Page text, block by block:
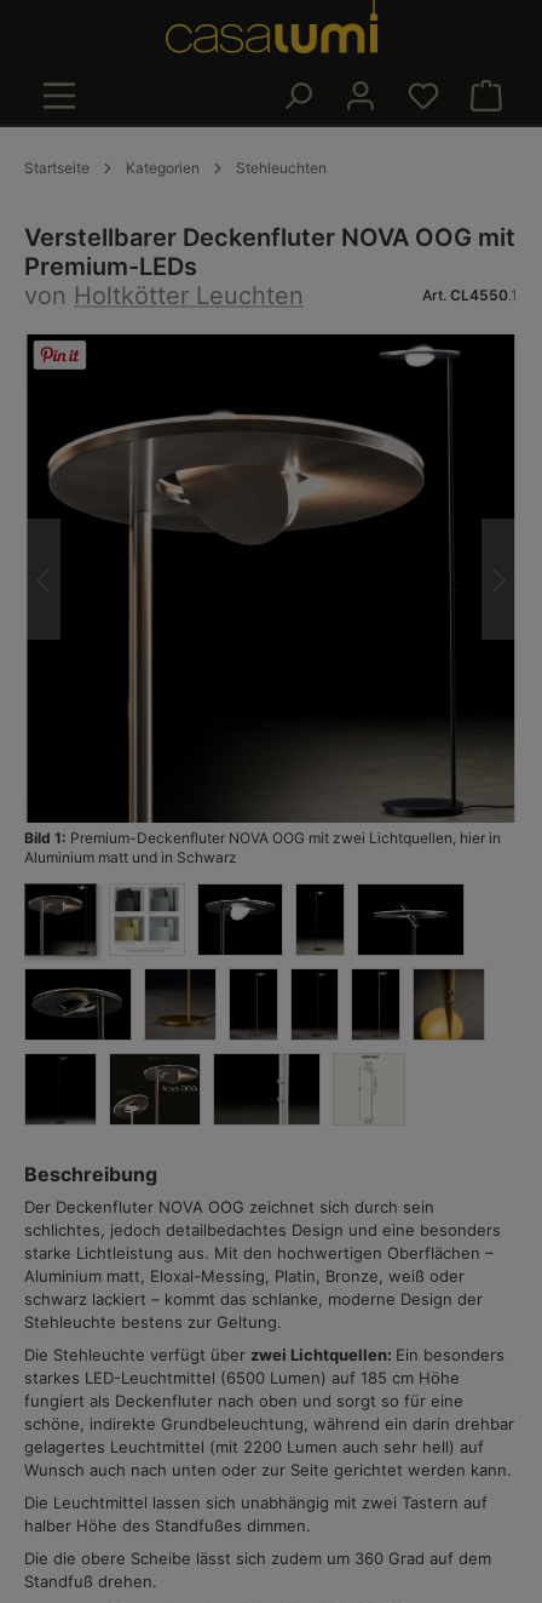
Startseite Kategorien Stehleuchten
Verstellbarer Deckenfluter NOVA OOG mit
Premium-LEDs
von Holtkötter Leuchten Art. CL4550.1
Bildergalerie überspringen
Bild 1: Premium-Deckenfluter NOVA OOG mit zwei Lichtquellen, hier in
Aluminium matt und in Schwarz
Beschreibung
Der Deckenfluter NOVA OOG zeichnet sich durch sein
schlichtes, jedoch detailbedachtes Design und eine besonders
starke Lichtleistung aus. Mit den hochwertigen Oberflächen –
Aluminium matt, Eloxal-Messing, Platin, Bronze, weiß oder
schwarz lackiert – kommt das schlanke, moderne Design der
Stehleuchte bestens zur Geltung.
Die Stehleuchte verfügt über zwei Lichtquellen: Ein besonders
starkes LED-Leuchtmittel (6500 Lumen) auf 185 cm Höhe
fungiert als Deckenfluter nach oben und sorgt so für eine
schöne, indirekte Grundbeleuchtung, während ein darin drehbar
gelagertes Leuchtmittel (mit 2200 Lumen auch sehr hell) auf
Wunsch auch nach unten oder zur Seite gerichtet werden kann.
Die Leuchtmittel lassen sich unabhängig mit zwei Tastern auf
halber Höhe des Standfußes dimmen.
Die die obere Scheibe lässt sich zudem um 360 Grad auf dem
Standfuß drehen.